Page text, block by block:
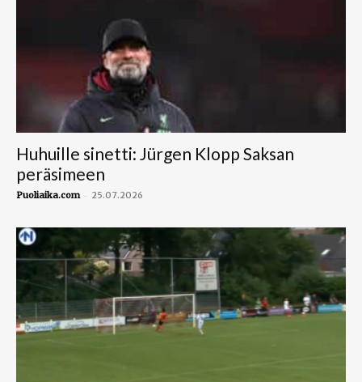
Huhuille sinetti: Jürgen Klopp Saksan
peräsimeen
Puoliaika.com - 25.07.2026